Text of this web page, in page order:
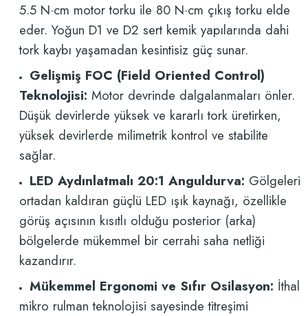
5.5 N·cm motor torku ile 80 N·cm çıkış torku elde
eder. Yoğun D1 ve D2 sert kemik yapılarında dahi
tork kaybı yaşamadan kesintisiz güç sunar.
Gelişmiş FOC (Field Oriented Control)
Teknolojisi: Motor devrinde dalgalanmaları önler.
Düşük devirlerde yüksek ve kararlı tork üretirken,
yüksek devirlerde milimetrik kontrol ve stabilite
sağlar.
LED Aydınlatmalı 20:1 Anguldurva: Gölgeleri
ortadan kaldıran güçlü LED ışık kaynağı, özellikle
görüş açısının kısıtlı olduğu posterior (arka)
bölgelerde mükemmel bir cerrahi saha netliği
kazandırır.
Mükemmel Ergonomi ve Sıfır Osilasyon: İthal
mikro rulman teknolojisi sayesinde titreşimi